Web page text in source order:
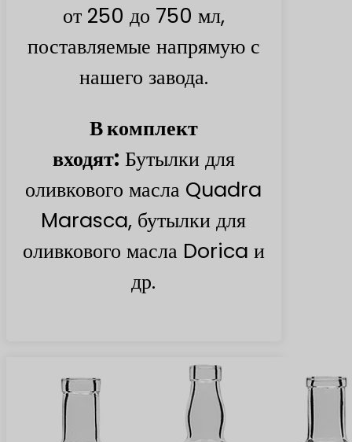
от 250 до 750 мл,
поставляемые напрямую с
нашего завода.
В комплект
входят: Бутылки для
оливкового масла Quadra
Marasca, бутылки для
оливкового масла Dorica и
др.